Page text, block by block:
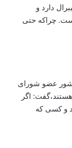
دارد و
چراکه حتی
عضو شورای
اگر
و کسی که